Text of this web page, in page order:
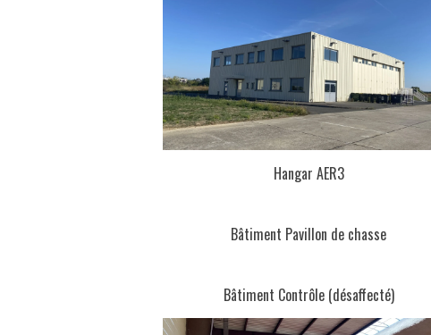
Hangar AER3
Bâtiment Pavillon de chasse
Bâtiment Contrôle (désaffecté)